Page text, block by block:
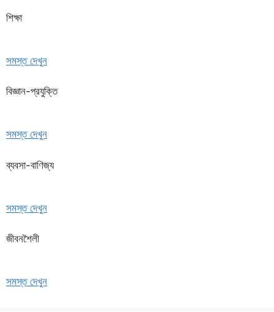
শিক্ষা
সমস্ত দেখুন
বিজ্ঞান-প্রযুক্তি
সমস্ত দেখুন
ব্যবসা-বাণিজ্য
সমস্ত দেখুন
জীবনশৈলী
সমস্ত দেখুন